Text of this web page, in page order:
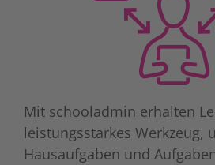
Mit schooladmin erhalten
leistungsstarkes Werkzeug,
Hausaufgaben und